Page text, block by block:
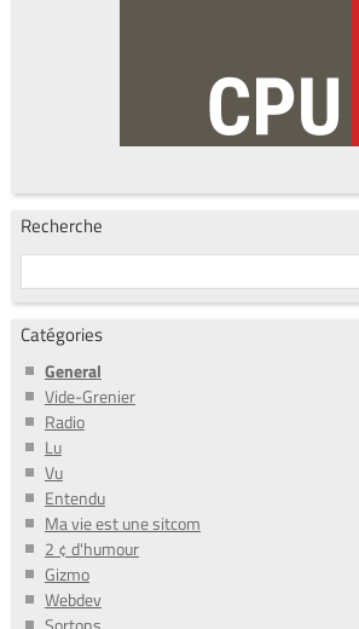
Recherche
Catégories
General
Vide-Grenier
Radio
Lu
Vu
Entendu
Ma vie est une sitcom
2 ¢ d'humour
Gizmo
Webdev